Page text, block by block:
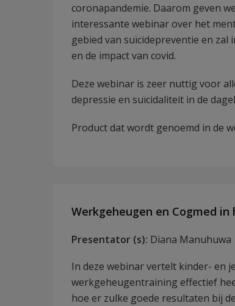
coronapandemie. Daarom geven
interessante webinar over het
gebied van suïcidepreventie en
en de impact van covid.
Deze webinar is zeer nuttig voor
depressie en suïcidaliteit in de
Product dat wordt genoemd in de
Werkgeheugen en Cogmed
Presentator (s): Diana Manuhuwa
In deze webinar vertelt kinder- en
werkgeheugentraining effectief
hoe er zulke goede resultaten bij